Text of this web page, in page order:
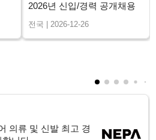
2026년 신입/경력 공개채용
전국 | 2026-12-26
의류 및 신발 최고 경